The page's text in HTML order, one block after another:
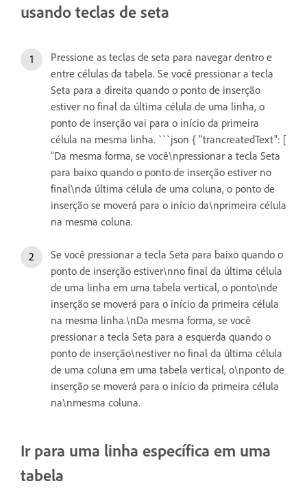
usando teclas de seta
Pressione as teclas de seta para navegar dentro e
entre células da tabela. Se você pressionar a tecla
Seta para a direita quando o ponto de inserção
estiver no final da última célula de uma linha, o
ponto de inserção vai para o início da primeira
célula na mesma linha. ```json { "trancreatedText": [
"Da mesma forma, se você\npressionar a tecla Seta
para baixo quando o ponto de inserção estiver no
final\nda última célula de uma coluna, o ponto de
inserção se moverá para o início da\nprimeira célula
na mesma coluna.
Se você pressionar a tecla Seta para baixo quando o
ponto de inserção estiver\nno final da última célula
de uma linha em uma tabela vertical, o ponto\nde
inserção se moverá para o início da primeira célula
na mesma linha.\nDa mesma forma, se você
pressionar a tecla Seta para a esquerda quando o
ponto de inserção\nestiver no final da última célula
de uma coluna em uma tabela vertical, o\nponto de
inserção se moverá para o início da primeira célula
na\nmesma coluna.
Ir para uma linha específica em uma
tabela